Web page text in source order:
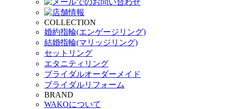
COLLECTION
婚約指輪(エンゲージリング)
結婚指輪(マリッジリング)
セットリング
エタニティリング
ブライダルオーダーメイド
ブライダルリフォーム
BRAND
WAKOについて